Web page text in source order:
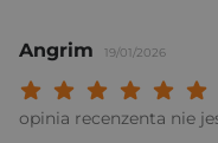
Angrim 19/01/2026
Twoja
Twoja
Twoja ocena:
Twoja ocena:
Twoja ocena:
opinia recenzenta nie